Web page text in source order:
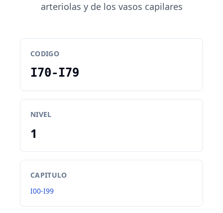
arteriolas y de los vasos capilares
CODIGO
I70-I79
NIVEL
1
CAPITULO
I00-I99